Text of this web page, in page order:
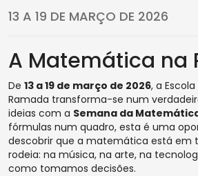
13 A 19 DE MARÇO DE 2026
A Matemática na
De 13 a 19 de março de 2026, a
Ramada transforma-se num
ideias com a Semana da
fórmulas num quadro, esta é uma
descobrir que a matemática está em
rodeia: na música, na arte, na
como tomamos decisões.